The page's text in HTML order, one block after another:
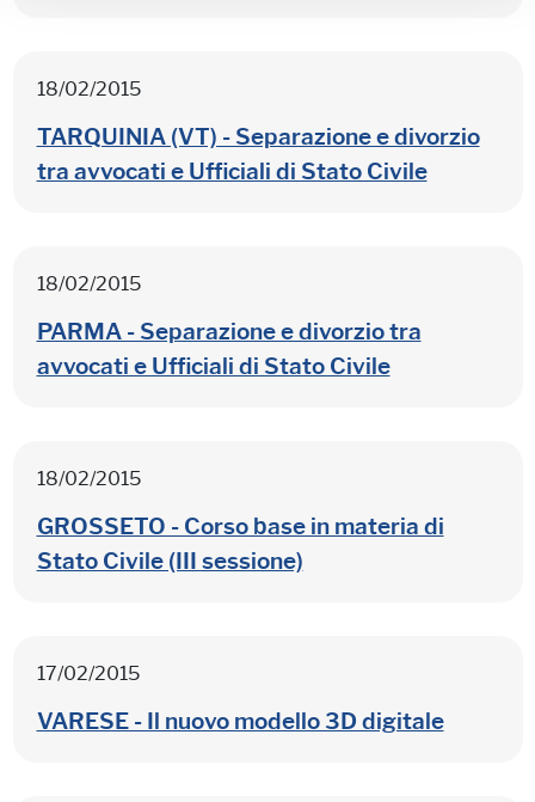
18/02/2015
TARQUINIA (VT) - Separazione e divorzio
tra avvocati e Ufficiali di Stato Civile
18/02/2015
PARMA - Separazione e divorzio tra
avvocati e Ufficiali di Stato Civile
18/02/2015
GROSSETO - Corso base in materia di
Stato Civile (III sessione)
17/02/2015
VARESE - Il nuovo modello 3D digitale